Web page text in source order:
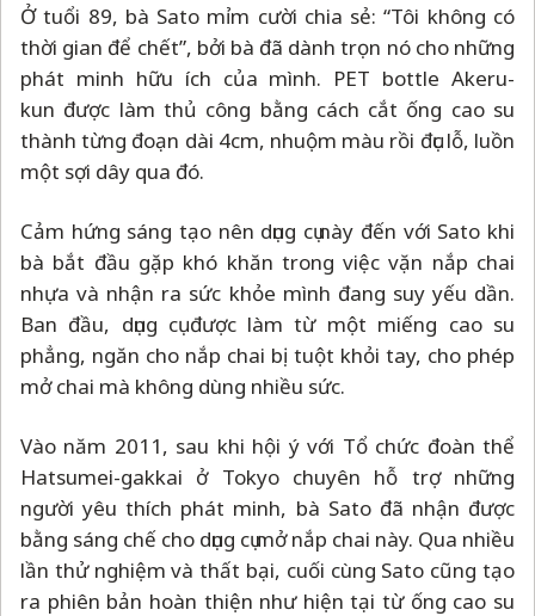
Ở tuổi 89, bà Sato mỉm cười chia sẻ: “Tôi không có
thời gian để chết”, bởi bà đã dành trọn nó cho những
phát minh hữu ích của mình. PET bottle Akeru-
kun được làm thủ công bằng cách cắt ống cao su
thành từng đoạn dài 4cm, nhuộm màu rồi đục lỗ, luồn
một sợi dây qua đó.
Cảm hứng sáng tạo nên dụng cụ này đến với Sato khi
bà bắt đầu gặp khó khăn trong việc vặn nắp chai
nhựa và nhận ra sức khỏe mình đang suy yếu dần.
Ban đầu, dụng cụ được làm từ một miếng cao su
phẳng, ngăn cho nắp chai bị tuột khỏi tay, cho phép
mở chai mà không dùng nhiều sức.
Vào năm 2011, sau khi hội ý với Tổ chức đoàn thể
Hatsumei-gakkai ở Tokyo chuyên hỗ trợ những
người yêu thích phát minh, bà Sato đã nhận được
bằng sáng chế cho dụng cụ mở nắp chai này. Qua nhiều
lần thử nghiệm và thất bại, cuối cùng Sato cũng tạo
ra phiên bản hoàn thiện như hiện tại từ ống cao su